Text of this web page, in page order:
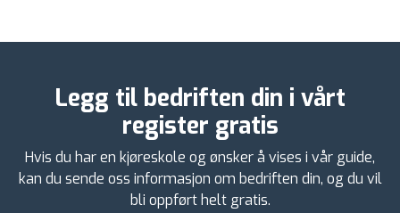
Legg til bedriften din i vårt
register gratis
Hvis du har en kjøreskole og ønsker å vises i vår guide,
kan du sende oss informasjon om bedriften din, og du vil
bli oppført helt gratis.